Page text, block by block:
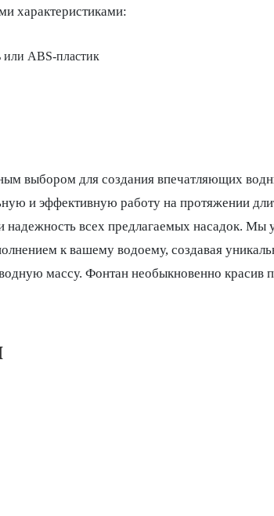
характеристиками:
или ABS-пластик
выбором для создания впечатляющих
и эффективную работу на протяжении
надежность всех предлагаемых насадок. Мы
к вашему водоему, создавая
массу. Фонтан необыкновенно красив